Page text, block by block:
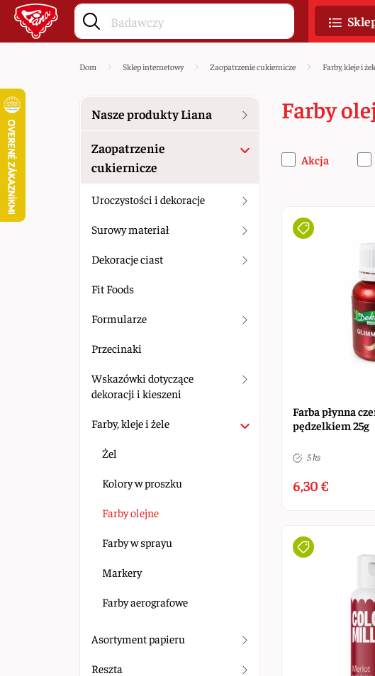
Dom Sklep internetowy Zaopatrzenie cukiernicze Farby, kleje i
Farby
Akcja
Farba płynna
pędzelkiem 25g
5 ks
6,30 €
Nasze produkty Liana
Zaopatrzenie
cukiernicze
Uroczystości i dekoracje
Surowy materiał
Dekoracje ciast
Fit Foods
Formularze
Przecinaki
Wskazówki dotyczące
dekoracji i kieszeni
Farby, kleje i żele
Żel
Kolory w proszku
Farby olejne
Farby w sprayu
Markery
Farby aerografowe
Asortyment papieru
Reszta